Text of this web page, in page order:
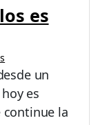
es
n
l
a
un
es
continue la